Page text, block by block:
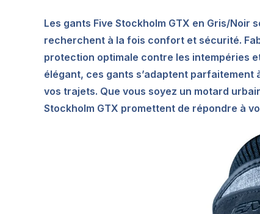
Les gants Five Stockholm GTX en Gris/
recherchent à la fois confort et sécurité.
protection optimale contre les intempéries
élégant, ces gants s’adaptent
vos trajets. Que vous soyez un motard
Stockholm GTX promettent de répondre à